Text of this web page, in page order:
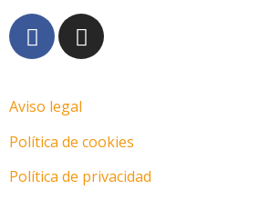
Aviso legal
Política de cookies
Política de privacidad